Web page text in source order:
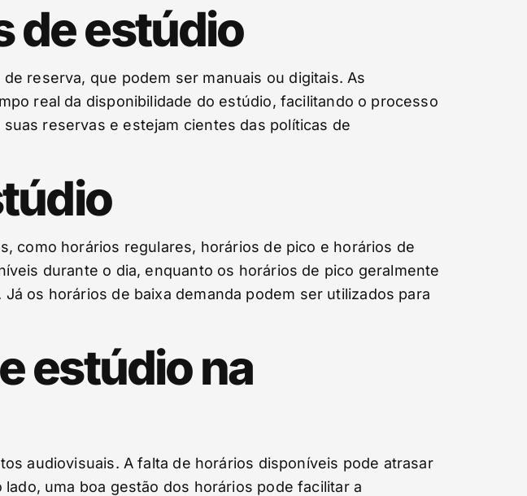
de estúdio
reserva, que podem ser manuais ou digitais. As
real da disponibilidade do estúdio, facilitando o processo
reservas e estejam cientes das políticas de
como horários regulares, horários de pico e horários de
durante o dia, enquanto os horários de pico geralmente
os horários de baixa demanda podem ser utilizados para
estúdio na
audiovisuais. A falta de horários disponíveis pode atrasar
uma boa gestão dos horários pode facilitar a